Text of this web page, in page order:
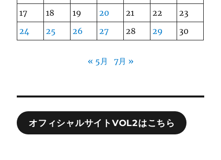
17
18 19 20 21 22
23
24
25 26 27 28 29 30
« 5月 7月 »
オフィシャルサイトVOL2はこちら